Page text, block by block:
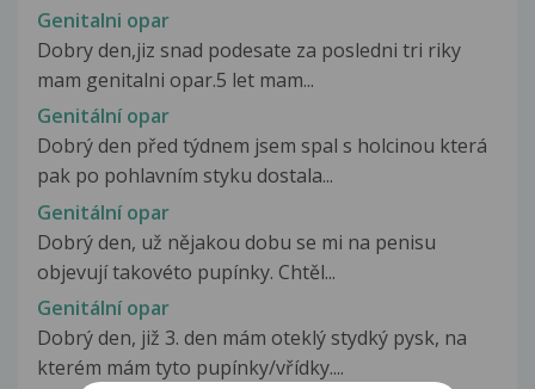
Genitalni opar
Dobry den,jiz snad podesate za posledni tri riky
mam genitalni opar.5 let mam...
Genitální opar
Dobrý den před týdnem jsem spal s holcinou která
pak po pohlavním styku dostala...
Genitální opar
Dobrý den, už nějakou dobu se mi na penisu
objevují takovéto pupínky. Chtěl...
Genitální opar
Dobrý den, již 3. den mám oteklý stydký pysk, na
kterém mám tyto pupínky/vřídky....